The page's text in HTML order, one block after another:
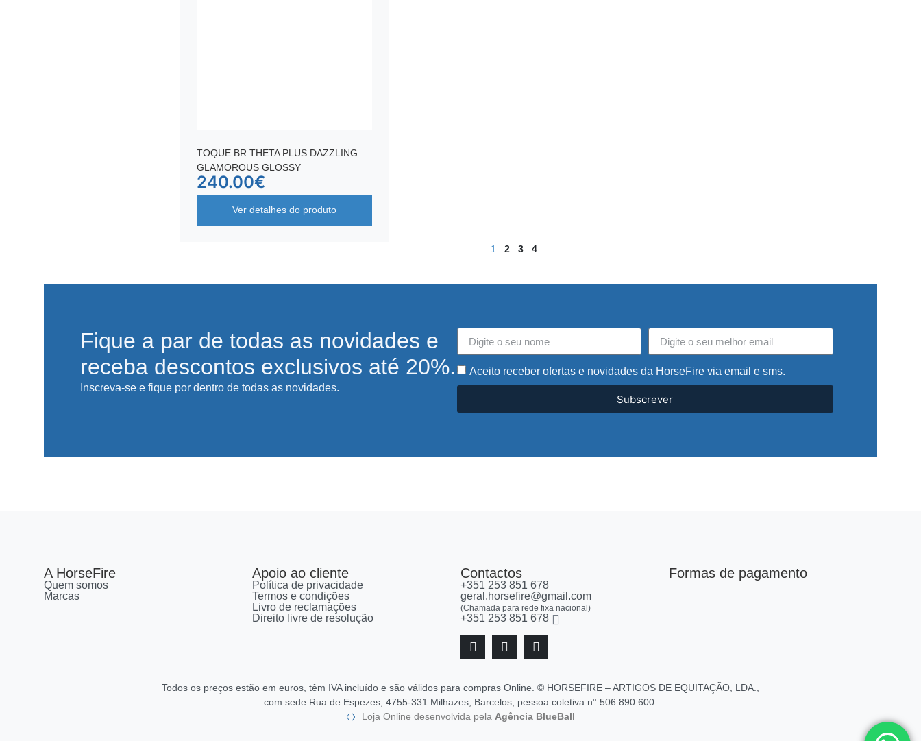
TOQUE BR THETA PLUS DAZZLING
GLAMOROUS GLOSSY
240.00€
Ver detalhes do produto
1 2 3 4
Fique a par de todas as novidades e
receba descontos exclusivos até 20%.
Inscreva-se e fique por dentro de todas as novidades.
Aceito receber ofertas e novidades da HorseFire via email e sms.
Subscrever
A HorseFire
Quem somos
Marcas
Apoio ao cliente
Política de privacidade
Termos e condições
Livro de reclamações
Direito livre de resolução
Contactos
+351 253 851 678
geral.horsefire@gmail.com
(Chamada para rede fixa nacional)
+351 253 851 678
Formas de pagamento
Todos os preços estão em euros, têm IVA incluído e são válidos para compras Online. © HORSEFIRE – ARTIGOS DE EQUITAÇÃO, LDA.,
com sede Rua de Espezes, 4755-331 Milhazes, Barcelos, pessoa coletiva n° 506 890 600.
Loja Online desenvolvida pela Agência BlueBall